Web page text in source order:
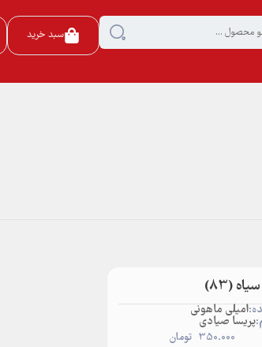
سبد خرید
(83)
امیلی ماهونی
پریسا صیادی
350.000 تومان